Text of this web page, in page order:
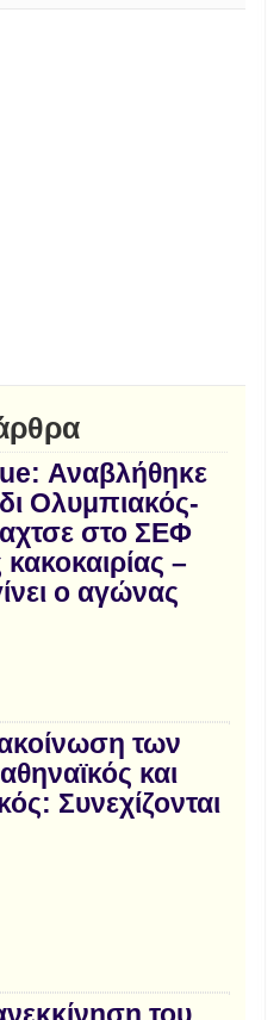
Αναβλήθηκε
Ολυμπιακός-
στο ΣΕΦ
–
ο αγώνας
των
και
Συνεχίζονται